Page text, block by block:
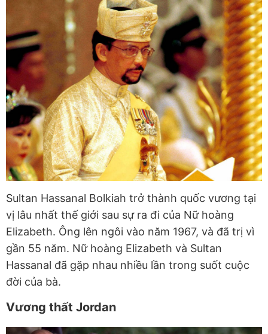
Sultan Hassanal Bolkiah trở thành quốc vương tại
vị lâu nhất thế giới sau sự ra đi của Nữ hoàng
Elizabeth. Ông lên ngôi vào năm 1967, và đã trị vì
gần 55 năm. Nữ hoàng Elizabeth và Sultan
Hassanal đã gặp nhau nhiều lần trong suốt cuộc
đời của bà.
Vương thất Jordan